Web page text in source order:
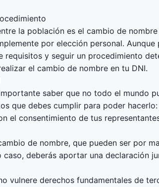
la población es el cambio de
por elección personal.
requisitos y seguir un procedimiento
el cambio de nombre en tu DNI.
saber que no todo el mundo
que debes cumplir para poder hacerlo:
el consentimiento de tus
de nombre, que pueden ser por
deberás aportar una declaración
vulnere derechos fundamentales de